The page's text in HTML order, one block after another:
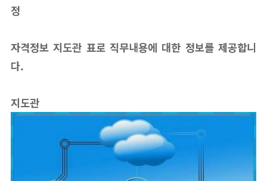
정
자격정보 지도관 표로 직무내용에 대한 정보를 제공합니
다.
지도관